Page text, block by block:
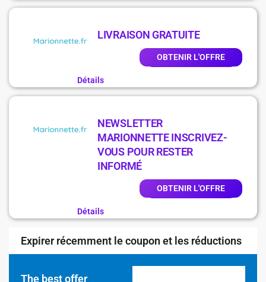
LIVRAISON GRATUITE
OBTENIR L'OFFRE
Détails
NEWSLETTER
MARIONNETTE INSCRIVEZ-
VOUS POUR RESTER
INFORMÉ
OBTENIR L'OFFRE
Détails
Expirer récemment le coupon et les réductions
The best offer